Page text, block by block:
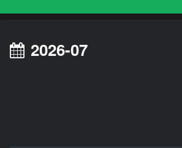
2026-07